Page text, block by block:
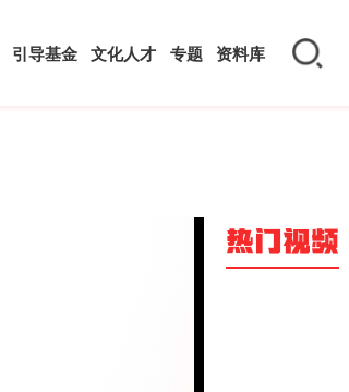
引导基金 文化人才 专题 资料库
热门视频